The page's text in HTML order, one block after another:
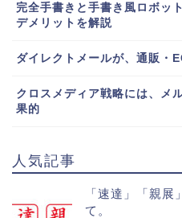
完全手書きと手書き風ロボッ
デメリットを解説
ダイレクトメールが、通販・
クロスメディア戦略には、メ
果的
人気記事
「速達」「親
て。